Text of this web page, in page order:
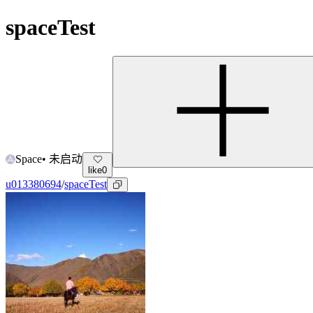
spaceTest
Space• 未启动
like0
u013380694/spaceTest